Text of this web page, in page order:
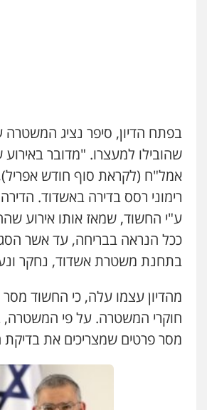
אייל בן שושן, עורך
פלילי מעצרים וחקירות
נוער רישום פלילי
0522763105
עו"ד שלומי שרון
פלילי צבאי מעצרים
עו"ד אלון קריטי
פלילי כלכלי אלימות
0525544654
עו"ד זוהר ארבל
פשיעה חמורה
קטינים
בפתח הדיון, סיפר נציג המשטרה
שהובילו למעצרו. "מדובר
אמל"ח (לקראת סוף חודש
רימוני רסס בדירה באשדוד.
ע"י החשוד, שמאז אותו אירוע
ככל הנראה בבריחה, עד אשר
בתחנת משטרת אשדוד, נחקר
מהדיון עצמו עלה, כי החשוד
חוקרי המשטרה. על פי המשטרה,
מסר פרטים שמצריכים את
0544712201
עו"ד רונן בנדל
משפט פלילי פשיעה חמורה
0524282442
כבריאן, מזר – משרד
0543986802
מנשה, אלמוג – עורכי
פלילי עבירות תנועה
עורכי דין לענייני אסירים
0546470989